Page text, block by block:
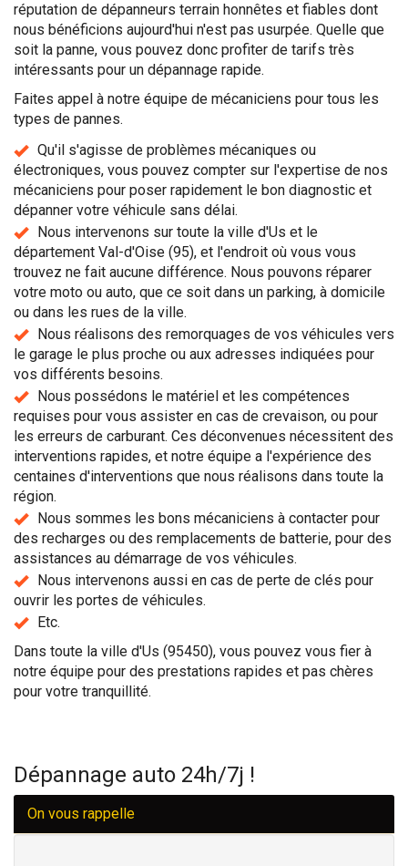
réputation de dépanneurs terrain honnêtes et fiables dont
nous bénéficions aujourd'hui n'est pas usurpée. Quelle que
soit la panne, vous pouvez donc profiter de tarifs très
intéressants pour un dépannage rapide.
Faites appel à notre équipe de mécaniciens pour tous les
types de pannes.
Qu'il s'agisse de problèmes mécaniques ou
électroniques, vous pouvez compter sur l'expertise de nos
mécaniciens pour poser rapidement le bon diagnostic et
dépanner votre véhicule sans délai.
Nous intervenons sur toute la ville d'Us et le
département Val-d'Oise (95), et l'endroit où vous vous
trouvez ne fait aucune différence. Nous pouvons réparer
votre moto ou auto, que ce soit dans un parking, à domicile
ou dans les rues de la ville.
Nous réalisons des remorquages de vos véhicules vers
le garage le plus proche ou aux adresses indiquées pour
vos différents besoins.
Nous possédons le matériel et les compétences
requises pour vous assister en cas de crevaison, ou pour
les erreurs de carburant. Ces déconvenues nécessitent des
interventions rapides, et notre équipe a l'expérience des
centaines d'interventions que nous réalisons dans toute la
région.
Nous sommes les bons mécaniciens à contacter pour
des recharges ou des remplacements de batterie, pour des
assistances au démarrage de vos véhicules.
Nous intervenons aussi en cas de perte de clés pour
ouvrir les portes de véhicules.
Etc.
Dans toute la ville d'Us (95450), vous pouvez vous fier à
notre équipe pour des prestations rapides et pas chères
pour votre tranquillité.
Dépannage auto 24h/7j !
On vous rappelle